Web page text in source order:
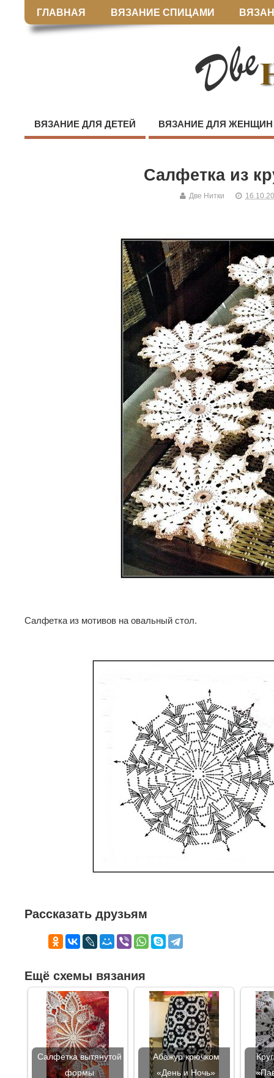
ГЛАВНАЯ ВЯЗАНИЕ СПИЦАМИ
ВЯЗАНИЕ ДЛЯ ДЕТЕЙ ВЯЗАНИЕ ДЛЯ ЖЕНЩИН
Салфетка из
Две Нитки
Салфетка из мотивов на овальный стол.
Рассказать друзьям
Ещё схемы вязания
Салфетка вытянутой
формы
Абажур крючком
«День и Ночь»